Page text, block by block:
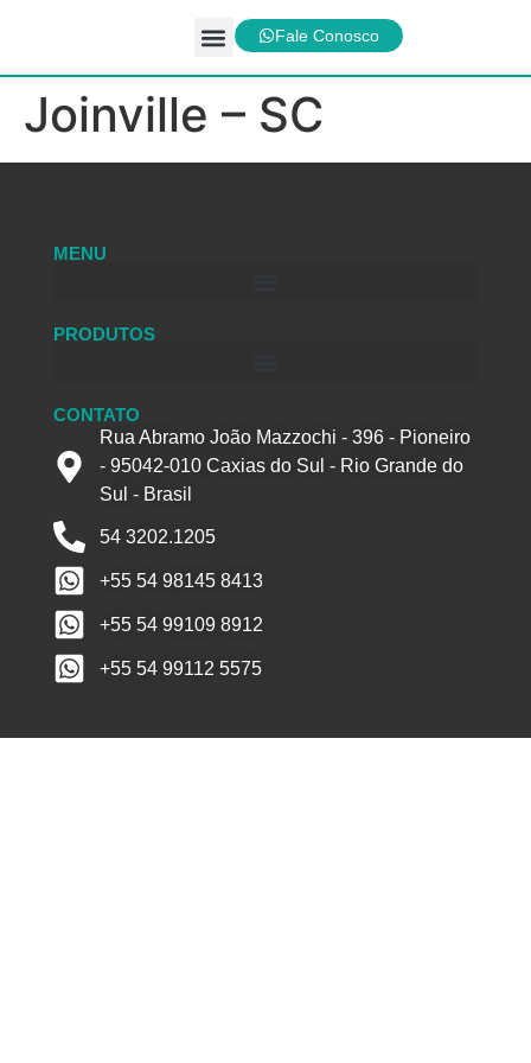
Fale Conosco
Joinville – SC
MENU
PRODUTOS
CONTATO
Rua Abramo João Mazzochi - 396 - Pioneiro
- 95042-010 Caxias do Sul - Rio Grande do
Sul - Brasil
54 3202.1205
+55 54 98145 8413
+55 54 99109 8912
+55 54 99112 5575